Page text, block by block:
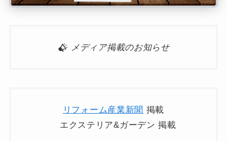
メディア掲載のお知らせ
リフォーム産業新聞 掲載
エクステリア&ガーデン 掲載